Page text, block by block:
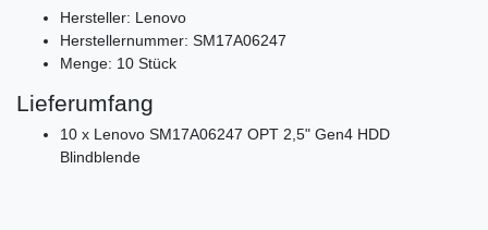
Hersteller: Lenovo
Herstellernummer: SM17A06247
Menge: 10 Stück
Lieferumfang
10 x Lenovo SM17A06247 OPT 2,5" Gen4 HDD
Blindblende